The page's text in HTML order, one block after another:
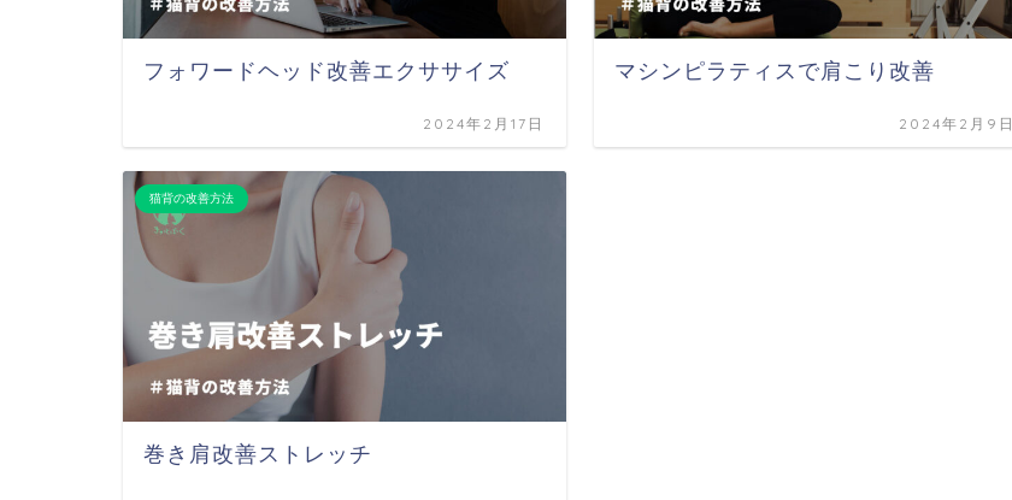
フォワードヘッド改善エクササイズ
2024年2月17日
マシンピラティスで肩こり改善
2024年2月9日
猫背の改善方法
巻き肩改善ストレッチ